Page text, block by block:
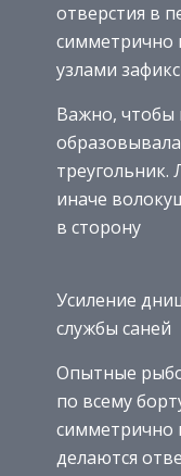
отверстия в
симметрично
узлами
Важно, чтобы
треугольник.
иначе
в сторону
Усиление
службы саней
Опытные
по всему
симметрично
делаются